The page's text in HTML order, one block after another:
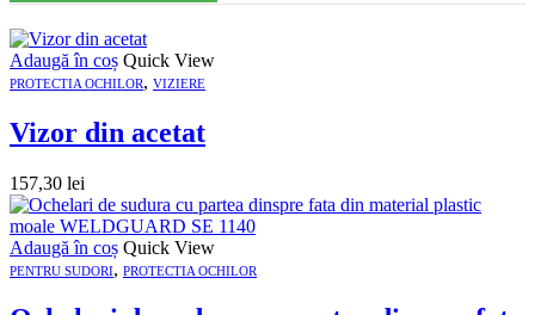
Adaugă în coș Quick View
PROTECTIA OCHILOR, VIZIERE
Vizor din acetat
157,30 lei
Adaugă în coș Quick View
PENTRU SUDORI, PROTECTIA OCHILOR